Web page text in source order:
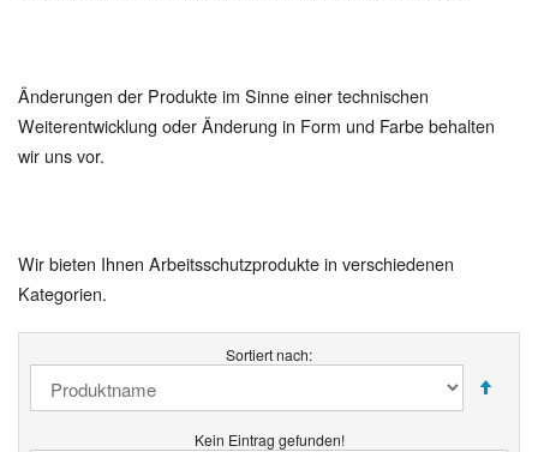
Änderungen der Produkte im Sinne einer technischen
Weiterentwicklung oder Änderung in Form und Farbe behalten
wir uns vor.
Wir bieten Ihnen Arbeitsschutzprodukte in verschiedenen
Kategorien.
Sortiert nach:
Kein Eintrag gefunden!